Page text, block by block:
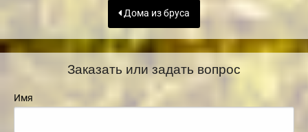
Дома из бруса
Заказать или задать вопрос
Имя